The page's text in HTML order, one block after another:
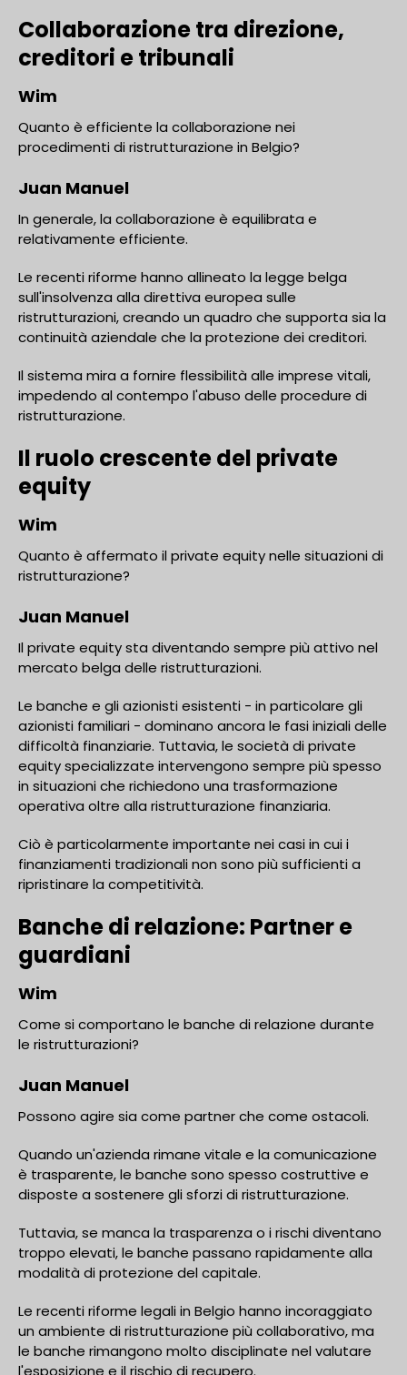
Collaborazione tra direzione,
creditori e tribunali
Wim
Quanto è efficiente la collaborazione nei
procedimenti di ristrutturazione in Belgio?
Juan Manuel
In generale, la collaborazione è equilibrata e
relativamente efficiente.
Le recenti riforme hanno allineato la legge belga
sull'insolvenza alla direttiva europea sulle
ristrutturazioni, creando un quadro che supporta sia la
continuità aziendale che la protezione dei creditori.
Il sistema mira a fornire flessibilità alle imprese vitali,
impedendo al contempo l'abuso delle procedure di
ristrutturazione.
Il ruolo crescente del private
equity
Wim
Quanto è affermato il private equity nelle situazioni di
ristrutturazione?
Juan Manuel
Il private equity sta diventando sempre più attivo nel
mercato belga delle ristrutturazioni.
Le banche e gli azionisti esistenti - in particolare gli
azionisti familiari - dominano ancora le fasi iniziali delle
difficoltà finanziarie. Tuttavia, le società di private
equity specializzate intervengono sempre più spesso
in situazioni che richiedono una trasformazione
operativa oltre alla ristrutturazione finanziaria.
Ciò è particolarmente importante nei casi in cui i
finanziamenti tradizionali non sono più sufficienti a
ripristinare la competitività.
Banche di relazione: Partner e
guardiani
Wim
Come si comportano le banche di relazione durante
le ristrutturazioni?
Juan Manuel
Possono agire sia come partner che come ostacoli.
Quando un'azienda rimane vitale e la comunicazione
è trasparente, le banche sono spesso costruttive e
disposte a sostenere gli sforzi di ristrutturazione.
Tuttavia, se manca la trasparenza o i rischi diventano
troppo elevati, le banche passano rapidamente alla
modalità di protezione del capitale.
Le recenti riforme legali in Belgio hanno incoraggiato
un ambiente di ristrutturazione più collaborativo, ma
le banche rimangono molto disciplinate nel valutare
l'esposizione e il rischio di recupero.